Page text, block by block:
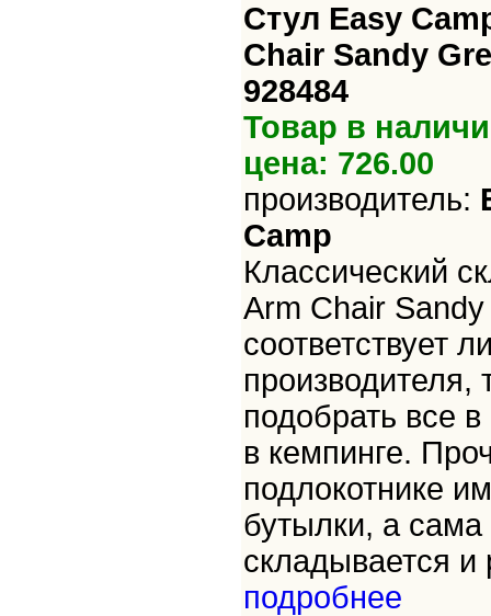
Стул Easy
Chair Sandy
928484
Товар в
цена: 726.00
производитель:
Camp
Классический
Arm Chair
соответствует
производителя,
подобрать все
в кемпинге.
подлокотнике
бутылки, а сама
складывается и
подробнее